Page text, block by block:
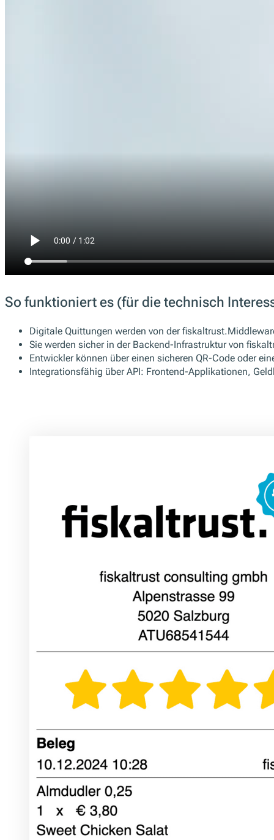
So funktioniert es (für die technisch
Digitale Quittungen werden von der
Sie werden sicher in der Backend-Infrastruktur von
Entwickler können über einen sicheren QR-Code oder
Integrationsfähig über API: Frontend-Applikationen,